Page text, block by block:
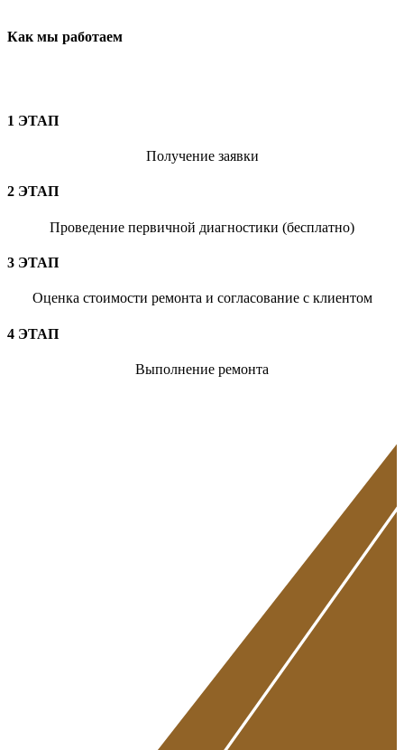
Как мы работаем
1 ЭТАП
Получение заявки
2 ЭТАП
Проведение первичной диагностики (бесплатно)
3 ЭТАП
Оценка стоимости ремонта и согласование с клиентом
4 ЭТАП
Выполнение ремонта